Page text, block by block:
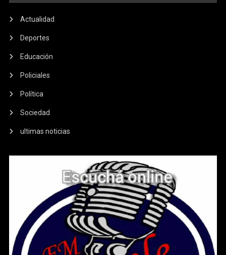
Actualidad
Deportes
Educación
Policiales
Política
Sociedad
ultimas noticias